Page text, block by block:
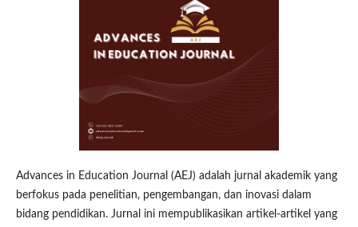
Advances in Education Journal (AEJ) adalah jurnal akademik yang
berfokus pada penelitian, pengembangan, dan inovasi dalam
bidang pendidikan. Jurnal ini mempublikasikan artikel-artikel yang